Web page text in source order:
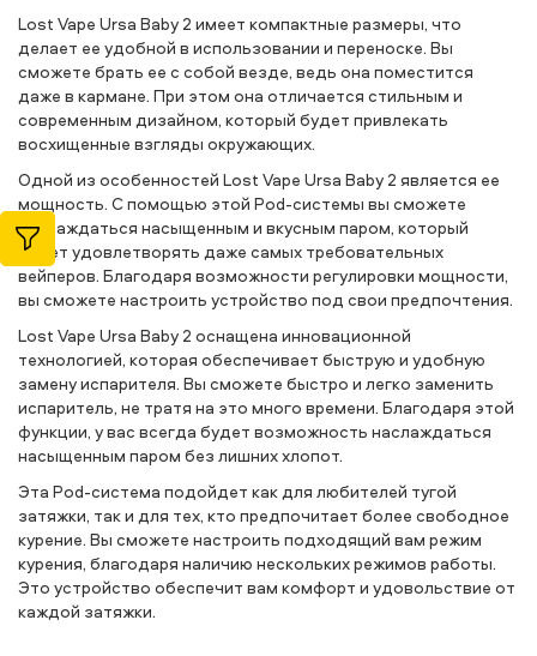
Lost Vape Ursa Baby 2 имеет компактные размеры, что
делает ее удобной в использовании и переноске. Вы
сможете брать ее с собой везде, ведь она поместится
даже в кармане. При этом она отличается стильным и
современным дизайном, который будет привлекать
восхищенные взгляды окружающих.
Одной из особенностей Lost Vape Ursa Baby 2 является ее
мощность. С помощью этой Pod-системы вы сможете
наслаждаться насыщенным и вкусным паром, который
будет удовлетворять даже самых требовательных
вейперов. Благодаря возможности регулировки мощности,
вы сможете настроить устройство под свои предпочтения.
Lost Vape Ursa Baby 2 оснащена инновационной
технологией, которая обеспечивает быструю и удобную
замену испарителя. Вы сможете быстро и легко заменить
испаритель, не тратя на это много времени. Благодаря этой
функции, у вас всегда будет возможность наслаждаться
насыщенным паром без лишних хлопот.
Эта Pod-система подойдет как для любителей тугой
затяжки, так и для тех, кто предпочитает более свободное
курение. Вы сможете настроить подходящий вам режим
курения, благодаря наличию нескольких режимов работы.
Это устройство обеспечит вам комфорт и удовольствие от
каждой затяжки.